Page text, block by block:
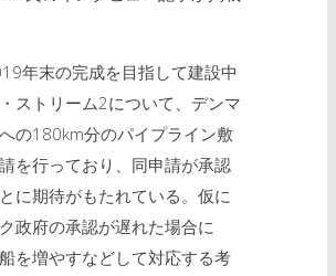
年末の完成を目指して建設中
ストリーム2について、デンマ
の180km分のパイプライン敷
を行っており、同申請が承認
に期待がもたれている。仮に
政府の承認が遅れた場合に
を増やすなどして対応する考